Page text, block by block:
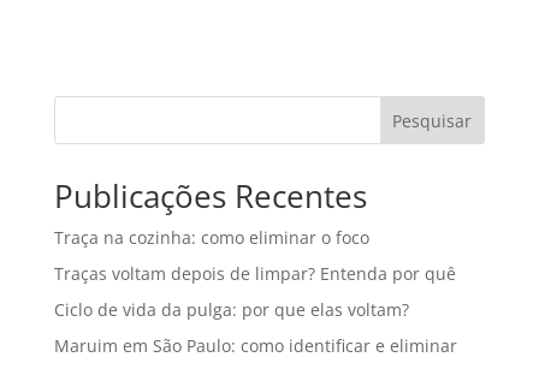
Pesquisar
Publicações Recentes
Traça na cozinha: como eliminar o foco
Traças voltam depois de limpar? Entenda por quê
Ciclo de vida da pulga: por que elas voltam?
Maruim em São Paulo: como identificar e eliminar